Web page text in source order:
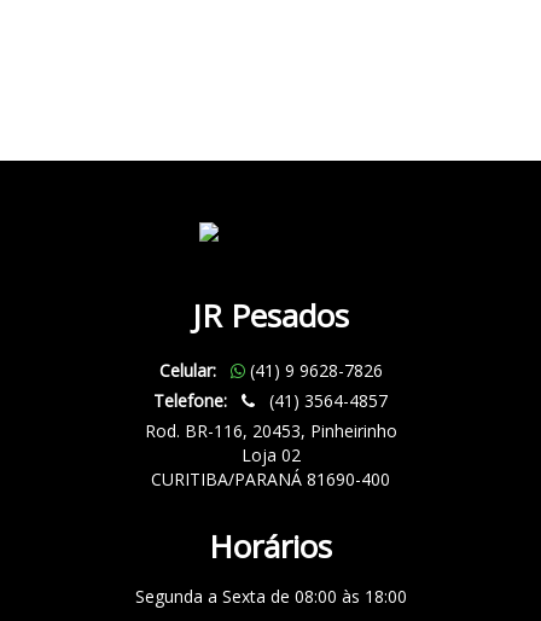
JR Pesados
Celular:
(41) 9 9628-7826
Telefone:
(41) 3564-4857
Rod. BR-116, 20453, Pinheirinho
Loja 02
CURITIBA/PARANÁ 81690-400
Horários
Segunda a Sexta de 08:00 às 18:00